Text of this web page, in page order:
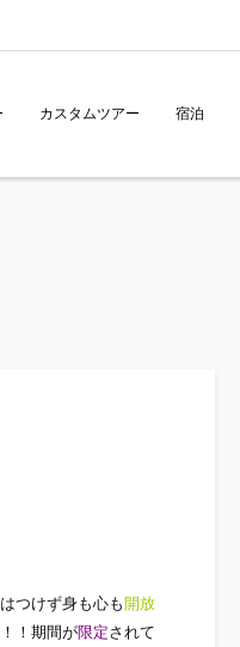
カスタムツアー 宿泊
つけず身も心も 開放
！期間が限定されて